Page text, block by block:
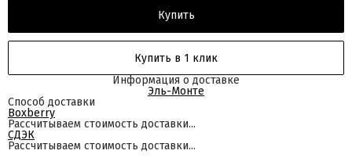
Купить
Купить в 1 клик
Информация о доставке
Эль-Монте
Способ доставки
Boxberry
Рассчитываем стоимость доставки...
СДЭК
Рассчитываем стоимость доставки...